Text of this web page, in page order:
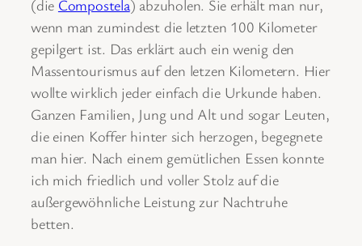
(die Compostela) abzuholen. Sie erhält man nur,
wenn man zumindest die letzten 100 Kilometer
gepilgert ist. Das erklärt auch ein wenig den
Massentourismus auf den letzen Kilometern. Hier
wollte wirklich jeder einfach die Urkunde haben.
Ganzen Familien, Jung und Alt und sogar Leuten,
die einen Koffer hinter sich herzogen, begegnete
man hier. Nach einem gemütlichen Essen konnte
ich mich friedlich und voller Stolz auf die
außergewöhnliche Leistung zur Nachtruhe
betten.